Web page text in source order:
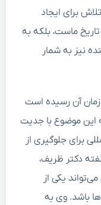
برای ایجاد
تاریخ ماست، بلکه به
نیز به شمار
زمان آن رسیده است
این موضوع با جدیت
برای جلوگیری از
دکتر ظریف،
یکی از
باشد. وی به